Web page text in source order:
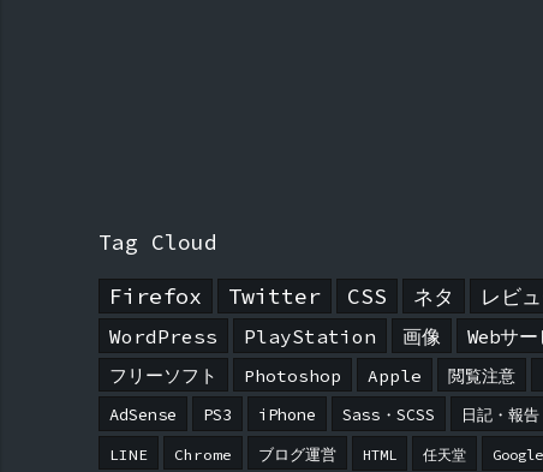
Tag Cloud
Firefox
Twitter CSS ネタ レビ
WordPress
PlayStation 画像 Webサ
フリーソフト
Photoshop Apple 閲覧注意
AdSense PS3 iPhone Sass・SCSS 日記・報告
LINE Chrome ブログ運営 HTML 任天堂 Google